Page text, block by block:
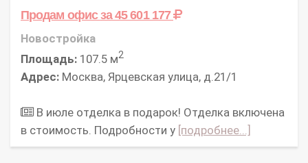
Продам офисза 45 601 177
Новостройка
Площадь: 107.5 м2
Адрес: Москва, Ярцевская улица, д.21/1
В июле отделка в подарок! Отделка включена
в стоимость. Подробности у [подробнее...]